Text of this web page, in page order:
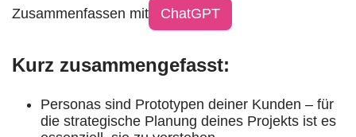
Zusammenfassen mit ChatGPT
Kurz zusammengefasst:
Personas sind Prototypen deiner Kunden – für
die strategische Planung deines Projekts ist es